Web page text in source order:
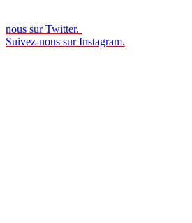
nous sur Twitter.
Suivez-nous sur Instagram.